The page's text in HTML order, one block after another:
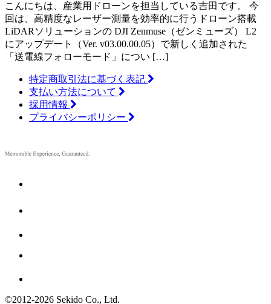
こんにちは、産業用ドローンを担当している吉田です。 今
回は、高精度なレーザー測量を効率的に行うドローン搭載
LiDARソリューションの DJI Zenmuse（ゼンミューズ） L2
にアップデート（Ver. v03.00.00.05）で新しく追加された
「送電線フォローモード」につい […]
特定商取引法に基づく表記
支払い方法について
採用情報
プライバシーポリシー
©2012-2026 Sekido Co., Ltd.